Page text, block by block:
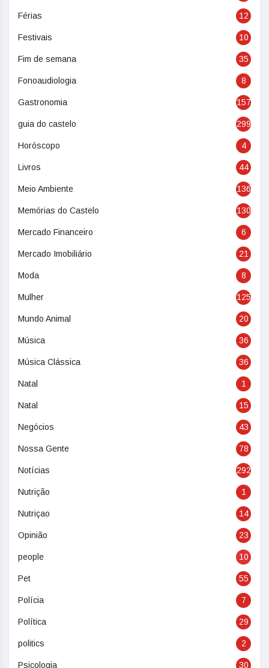
Férias 12
Festivais 10
Fim de semana 35
Fonoaudiologia 8
Gastronomia 157
guia do castelo 299
Horóscopo 4
Livros 44
Meio Ambiente 136
Memórias do Castelo 130
Mercado Financeiro 6
Mercado Imobiliário 21
Moda 8
Mulher 125
Mundo Animal 20
Música 36
Música Clássica 36
Natal 1
Natal 15
Negócios 43
Nossa Gente 78
Notícias 292
Nutrição 1
Nutriçao 14
Opinião 23
people 10
Pet 55
Polícia 7
Política 29
politics 2
Psicologia 30